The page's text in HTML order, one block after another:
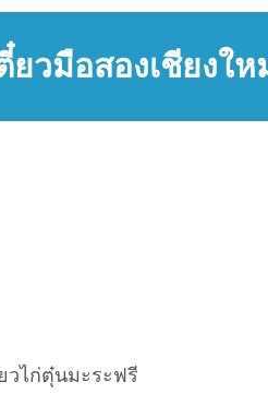
ยวมือสองเชียงให
วไก่ตุ๋นมะระฟรี